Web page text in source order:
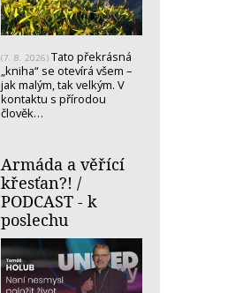
(7. 8. 2026) Tato překrásná
„kniha“ se otevírá všem –
jak malým, tak velkým. V
kontaktu s přírodou
člověk…
Armáda a věřící
křesťan?! /
PODCAST - k
poslechu